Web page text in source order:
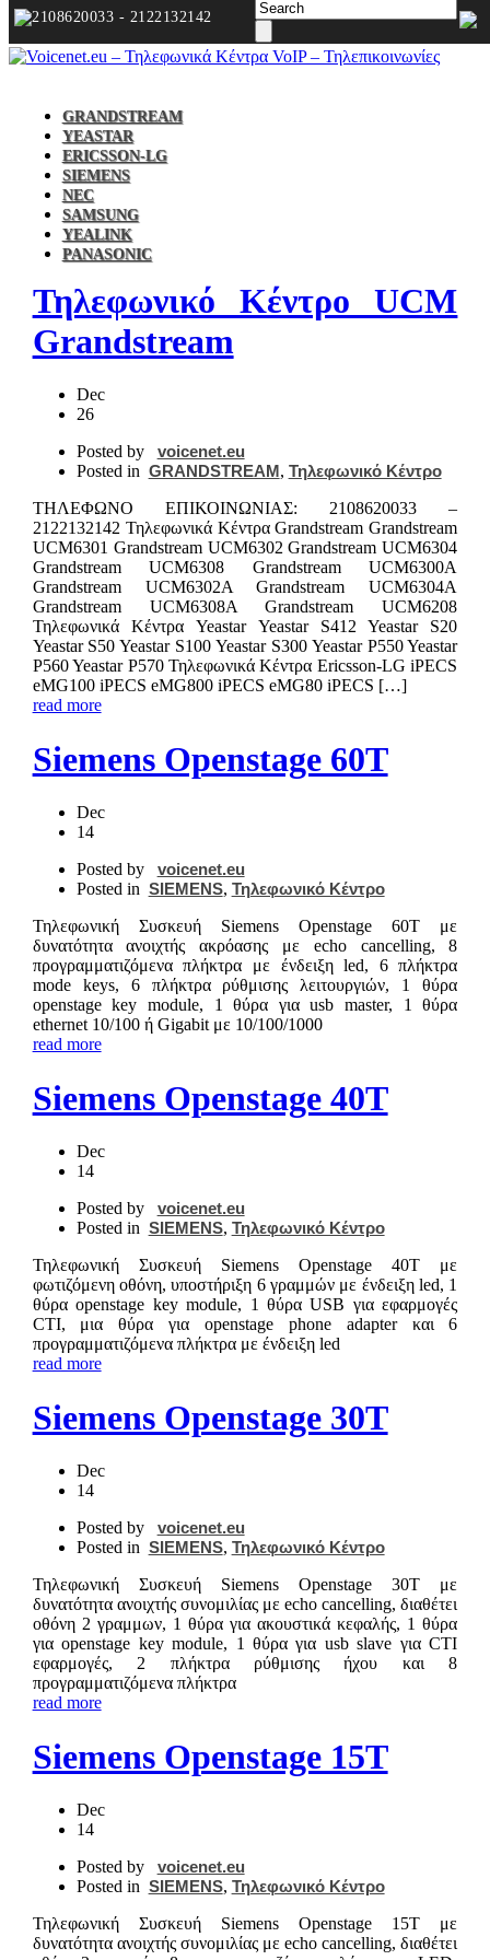
2108620033 - 2122132142
GRANDSTREAM
YEASTAR
ERICSSON-LG
SIEMENS
NEC
SAMSUNG
YEALINK
PANASONIC
Τηλεφωνικό Κέντρο UCM
Grandstream
Dec
26
Posted by
voicenet.eu
Posted in GRANDSTREAM, Τηλεφωνικό Κέντρο
ΤΗΛΕΦΩΝΟ ΕΠΙΚΟIΝΩΝΙΑΣ: 2108620033 –
2122132142 Τηλεφωνικά Κέντρα Grandstream Grandstream
UCM6301 Grandstream UCM6302 Grandstream UCM6304
Grandstream UCM6308 Grandstream UCM6300A
Grandstream UCM6302A Grandstream UCM6304A
Grandstream UCM6308A Grandstream UCM6208
Τηλεφωνικά Κέντρα Yeastar Yeastar S412 Yeastar S20
Yeastar S50 Yeastar S100 Yeastar S300 Yeastar P550 Yeastar
P560 Yeastar P570 Τηλεφωνικά Κέντρα Ericsson-LG iPECS
eMG100 iPECS eMG800 iPECS eMG80 iPECS […]
read more
Siemens Openstage 60T
Dec
14
Posted by
voicenet.eu
Posted in SIEMENS, Τηλεφωνικό Κέντρο
Τηλεφωνική Συσκευή Siemens Openstage 60T με
δυνατότητα ανοιχτής ακρόασης με echo cancelling, 8
προγραμματιζόμενα πλήκτρα με ένδειξη led, 6 πλήκτρα
mode keys, 6 πλήκτρα ρύθμισης λειτουργιών, 1 θύρα
openstage key module, 1 θύρα για usb master, 1 θύρα
ethernet 10/100 ή Gigabit με 10/100/1000
read more
Siemens Openstage 40T
Dec
14
Posted by
voicenet.eu
Posted in SIEMENS, Τηλεφωνικό Κέντρο
Τηλεφωνική Συσκευή Siemens Openstage 40T με
φωτιζόμενη οθόνη, υποστήριξη 6 γραμμών με ένδειξη led, 1
θύρα openstage key module, 1 θύρα USB για εφαρμογές
CTI, μια θύρα για openstage phone adapter και 6
προγραμματιζόμενα πλήκτρα με ένδειξη led
read more
Siemens Openstage 30T
Dec
14
Posted by
voicenet.eu
Posted in SIEMENS, Τηλεφωνικό Κέντρο
Τηλεφωνική Συσκευή Siemens Openstage 30T με
δυνατότητα ανοιχτής συνομιλίας με echo cancelling, διαθέτει
οθόνη 2 γραμμων, 1 θύρα για ακουστικά κεφαλής, 1 θύρα
για openstage key module, 1 θύρα για usb slave για CTI
εφαρμογές, 2 πλήκτρα ρύθμισης ήχου και 8
προγραμματιζόμενα πλήκτρα
read more
Siemens Openstage 15T
Dec
14
Posted by
voicenet.eu
Posted in SIEMENS, Τηλεφωνικό Κέντρο
Τηλεφωνική Συσκευή Siemens Openstage 15T με
δυνατότητα ανοιχτής συνομιλίας με echo cancelling, διαθέτει